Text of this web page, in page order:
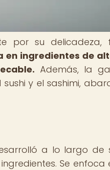
por su delicadeza,
en ingredientes de
Además, la
y el sashimi,
a lo largo de
Se enfoca